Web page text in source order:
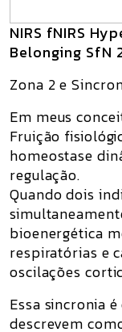
NIRS fNIRS
Belonging SfN
Zona 2 e
Em meus
Fruição
homeostase
regulação.
Quando dois
bioenergética
respiratórias e
oscilações
Essa sincronia
descrevem